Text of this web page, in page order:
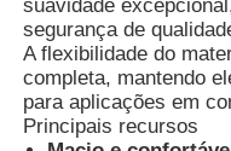
Produtos
Quem Somos
suavidade
segurança de
A flexibilidade do
completa, mantendo
para aplicações em
Principais recursos